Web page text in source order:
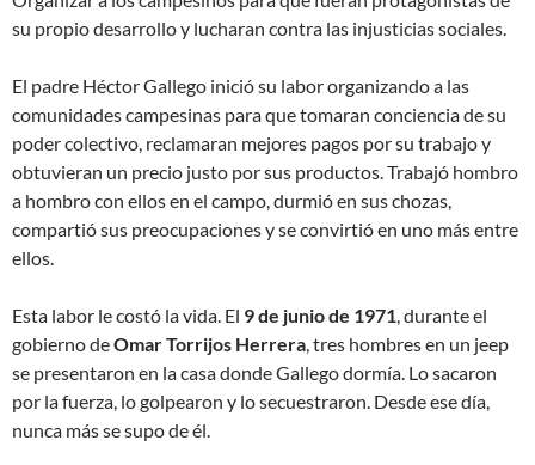
su propio desarrollo y lucharan contra las injusticias sociales.
El padre Héctor Gallego inició su labor organizando a las
comunidades campesinas para que tomaran conciencia de su
poder colectivo, reclamaran mejores pagos por su trabajo y
obtuvieran un precio justo por sus productos. Trabajó hombro
a hombro con ellos en el campo, durmió en sus chozas,
compartió sus preocupaciones y se convirtió en uno más entre
ellos.
Esta labor le costó la vida. El 9 de junio de 1971, durante el
gobierno deOmar Torrijos Herrera, tres hombres en un jeep
se presentaron en la casa donde Gallego dormía. Lo sacaron
por la fuerza, lo golpearon y lo secuestraron. Desde ese día,
nunca más se supo de él.